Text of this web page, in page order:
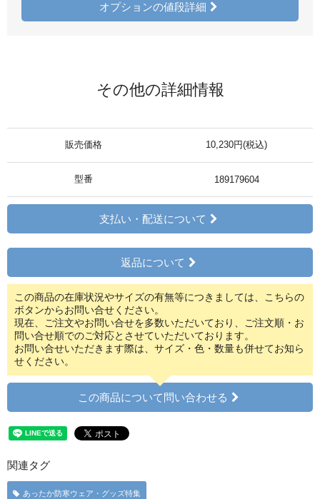
オプションの値段詳細
その他の詳細情報
販売価格 10,230円(税込)
型番 189179604
支払い・配送について
返品について
この商品の在庫状況やサイズの有無等につきましては、こちらの
ボタンからお問い合せください。
現在、ご注文やお問い合せを多数いただいており、ご注文順・お
問い合せ順でのご対応とさせていただいております。
お問い合せいただきます際は、サイズ・色・数量も併せてお知ら
せください。
この商品について問い合わせる
関連タグ
あったか防寒ウェア・グッズ特集